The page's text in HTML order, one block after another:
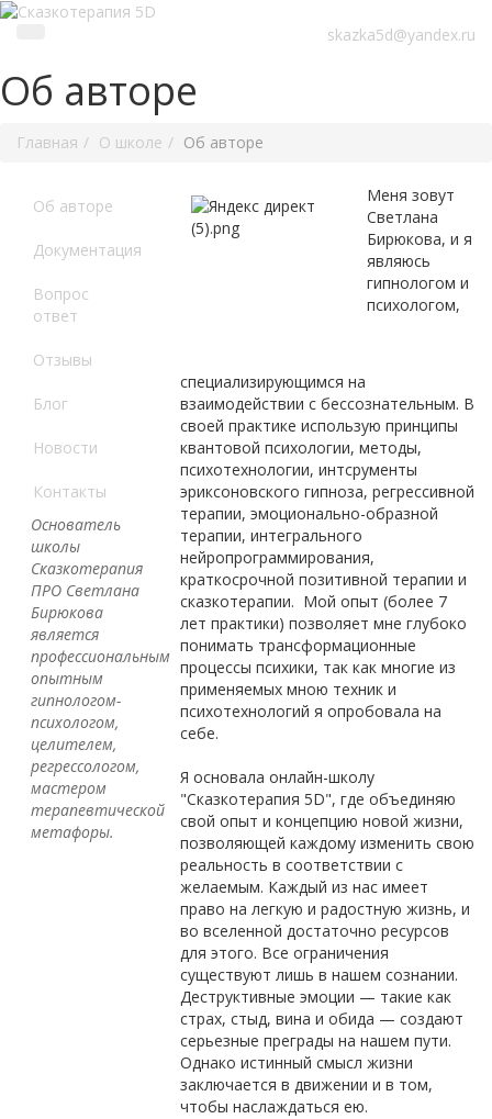
skazka5d@yandex.ru
Об авторе
Главная О школе Об авторе
Об авторе
Документация
Вопрос
ответ
Отзывы
Блог
Новости
Контакты
Основатель
школы
Сказкотерапия
ПРО Светлана
Бирюкова
является
профессиональным
опытным
гипнологом-
психологом,
целителем,
регрессологом,
мастером
терапевтической
метафоры.
Меня зовут
Светлана
Бирюкова, и я
являюсь
гипнологом и
психологом,
специализирующимся на
взаимодействии с бессознательным. В
своей практике использую принципы
квантовой психологии, методы,
психотехнологии, интсрументы
эриксоновского гипноза, регрессивной
терапии, эмоционально-образной
терапии, интегрального
нейропрограммирования,
краткосрочной позитивной терапии и
сказкотерапии. Мой опыт (более 7
лет практики) позволяет мне глубоко
понимать трансформационные
процессы психики, так как многие из
применяемых мною техник и
психотехнологий я опробовала на
себе.
Я основала онлайн-школу
"Сказкотерапия 5D", где объединяю
свой опыт и концепцию новой жизни,
позволяющей каждому изменить свою
реальность в соответствии с
желаемым. Каждый из нас имеет
право на легкую и радостную жизнь, и
во вселенной достаточно ресурсов
для этого. Все ограничения
существуют лишь в нашем сознании.
Деструктивные эмоции — такие как
страх, стыд, вина и обида — создают
серьезные преграды на нашем пути.
Однако истинный смысл жизни
заключается в движении и в том,
чтобы наслаждаться ею.